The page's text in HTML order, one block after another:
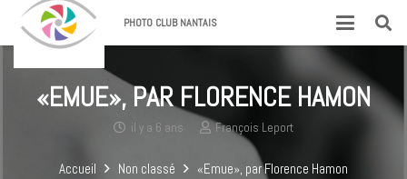
PHOTO CLUB NANTAIS
«EMUE», PAR FLORENCE HAMON
il y a 6 ans François Leport
Accueil Non classé «Emue», par Florence Hamon